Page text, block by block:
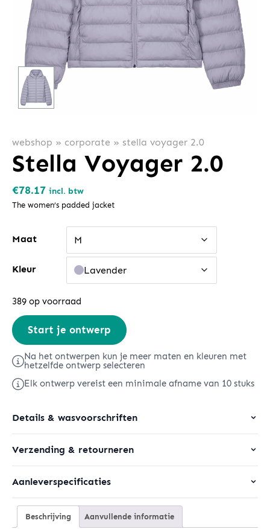
webshop » corporate » stella voyager 2.0
Stella Voyager 2.0
€78.17 incl. btw
The women’s padded jacket
Maat M
Kleur Lavender
389 op voorraad
Stella
Voyager
2.0
aantal
Start je ontwerp
Na het ontwerpen kun je meer maten en kleuren met
hetzelfde ontwerp selecteren
Elk ontwerp vereist een minimale afname van 10 stuks
Details & wasvoorschriften
Verzending & retourneren
Aanleverspecificaties
Beschrijving Aanvullende informatie